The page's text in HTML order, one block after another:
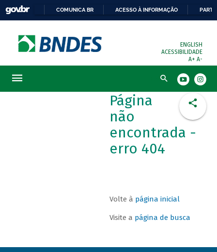
COMUNICA BR ACESSO À INFORMAÇÃO
ENGLISH
ACESSIBILIDADE
A+ A-
Busca
Página
não
encontrada -
erro 404
Volte à página inicial
Visite a página de busca